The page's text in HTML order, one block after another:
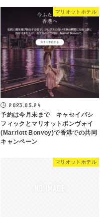
マリオットホテル
2023.05.24
予約は今月末まで キャセイパシ
フィックとマリオットボンヴォイ
(Marriott Bonvoy)で香港での共同
キャンペーン
マリオットホテル